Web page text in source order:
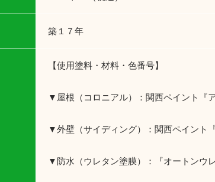
築１７年
【使用塗料・材料・色番号】
▼屋根（コロニアル）：関西ペイント『
▼外壁（サイディング）：関西ペイント
▼防水（ウレタン塗膜）：『オートンウ